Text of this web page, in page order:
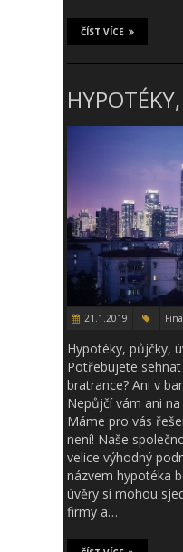
ČÍST VÍCE
21.1.2019
Hypotéky, půjčky,
Potřebujete
bratrance? Ani v
Nepůjčí vám ani
Máme pro vás
není! Naše
velice výhodný
názvem hypotéka
úvěry si mohou
firmy a…